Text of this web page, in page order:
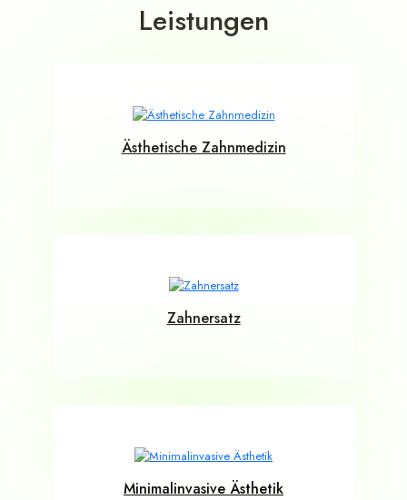
Leistungen
Ästhetische Zahnmedizin
Zahnersatz
Minimalinvasive Ästhetik